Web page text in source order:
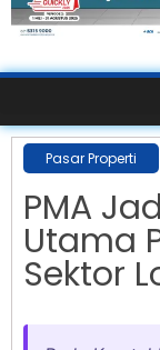
Pasar Properti
PMA
Utama
Sektor